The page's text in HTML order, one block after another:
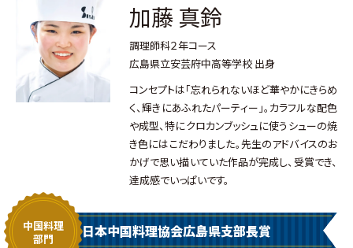
加藤 真鈴
調理師科２年コース
広島県立安芸府中高等学校 出身
コンセプトは「忘れられないほど華やかにきらめ
く、輝きにあふれたパーティー」。カラフルな配色
や成型、特にクロカンブッシュに使うシューの焼
き色にはこだわりました。先生のアドバイスのお
かげで思い描いていた作品が完成し、受賞でき、
達成感でいっぱいです。
中国料理
部門
日本中国料理協会広島県支部長賞